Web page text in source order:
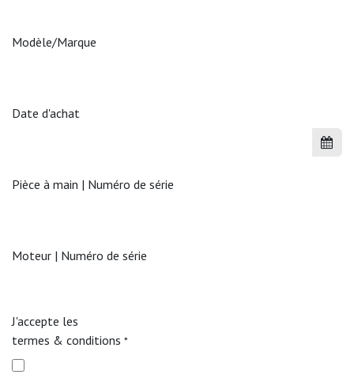
Modèle/Marque
Date d'achat
Pièce à main | Numéro de série
Moteur | Numéro de série
J'accepte les
termes & conditions *